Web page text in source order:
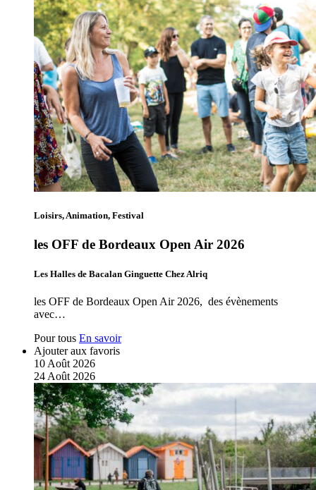
Loisirs, Animation, Festival
les OFF de Bordeaux Open Air 2026
Les Halles de Bacalan Ginguette Chez Alriq
les OFF de Bordeaux Open Air 2026, des évènements
avec…
Pour tous En savoir
Ajouter aux favoris
10 Août 2026
24 Août 2026